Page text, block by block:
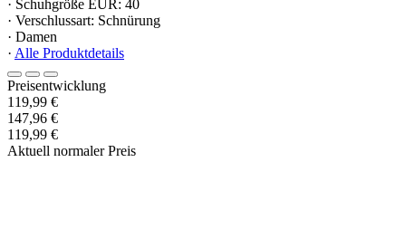
· Schuhgröße EUR: 40
· Verschlussart: Schnürung
· Damen
· Alle Produktdetails
Preisentwicklung
119,99 €
147,96 €
119,99 €
Aktuell normaler Preis